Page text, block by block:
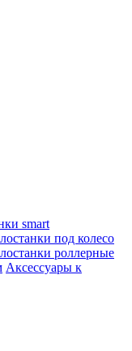
smart
под колесо
роллерные
Аксессуары к